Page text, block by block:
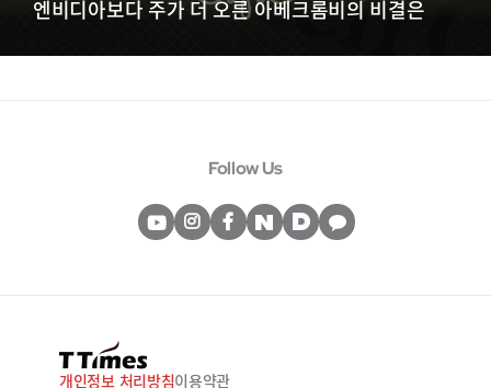
엔비디아보다 주가 더 오른 아베크롬비의 비결은
Follow Us
개인정보 처리방침이용약관